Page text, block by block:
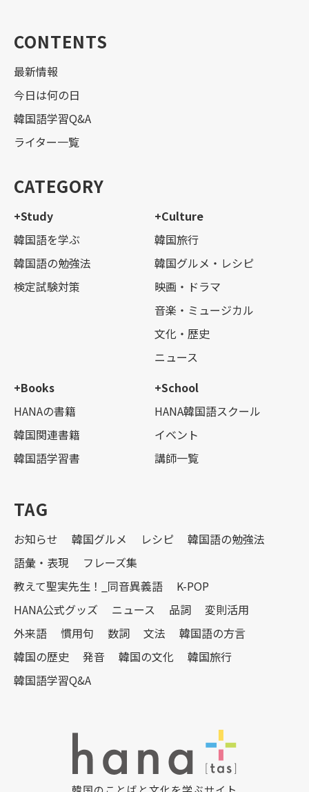
CONTENTS
最新情報
今日は何の日
韓国語学習Q&A
ライター一覧
CATEGORY
+Study
韓国語を学ぶ
韓国語の勉強法
検定試験対策
+Culture
韓国旅行
韓国グルメ・レシピ
映画・ドラマ
音楽・ミュージカル
文化・歴史
ニュース
+Books
HANAの書籍
韓国関連書籍
韓国語学習書
+School
HANA韓国語スクール
イベント
講師一覧
TAG
お知らせ 韓国グルメ レシピ
韓国語の勉強法
語彙・表現
フレーズ集
教えて聖実先生！_同音異義語
K-POP
HANA公式グッズ
ニュース 品詞
変則活用
外来語
慣用句 数詞 文法
韓国語の方言
韓国の歴史
発音 韓国の文化
韓国旅行
韓国語学習Q&A